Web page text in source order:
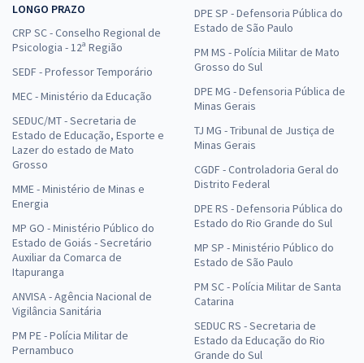
LONGO PRAZO
CRP SC - Conselho Regional de
Psicologia - 12ª Região
SEDF - Professor Temporário
MEC - Ministério da Educação
SEDUC/MT - Secretaria de
Estado de Educação, Esporte e
Lazer do estado de Mato
Grosso
MME - Ministério de Minas e
Energia
MP GO - Ministério Público do
Estado de Goiás - Secretário
Auxiliar da Comarca de
Itapuranga
ANVISA - Agência Nacional de
Vigilância Sanitária
PM PE - Polícia Militar de
Pernambuco
DPE SP - Defensoria Pública do
Estado de São Paulo
PM MS - Polícia Militar de Mato
Grosso do Sul
DPE MG - Defensoria Pública de
Minas Gerais
TJ MG - Tribunal de Justiça de
Minas Gerais
CGDF - Controladoria Geral do
Distrito Federal
DPE RS - Defensoria Pública do
Estado do Rio Grande do Sul
MP SP - Ministério Público do
Estado de São Paulo
PM SC - Polícia Militar de Santa
Catarina
SEDUC RS - Secretaria de
Estado da Educação do Rio
Grande do Sul